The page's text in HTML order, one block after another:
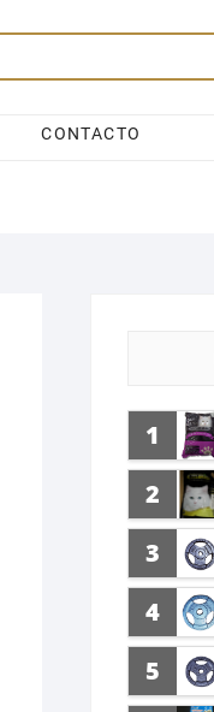
CONTACTO
1
2
3
4
5